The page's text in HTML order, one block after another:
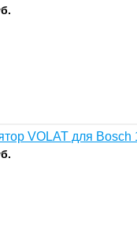
VOLAT для